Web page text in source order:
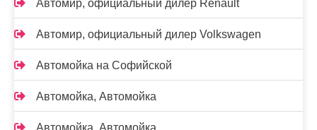
Автомир, официальный дилер Renault
Автомир, официальный дилер Volkswagen
Автомойка на Софийской
Автомойка, Автомойка